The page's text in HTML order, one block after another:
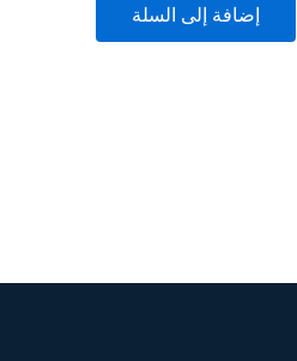
إضافة إلى السلة